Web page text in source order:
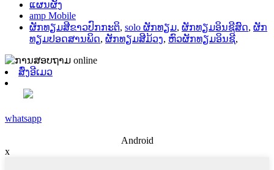
ແຜນຜັງ
amp Mobile
ຜັກທຽມສີຂາວປົກກະຕິ, solo ຜັກທຽມ, ຜັກທຽມອິນຊີສົດ, ຜັກ
ທຽມປອດສານພິດ, ຜັກທຽມສີມ້ວງ, ຫົວຜັກທຽມອິນຊີ,
ສົ່ງອີເມວ
whatsapp
Android
x